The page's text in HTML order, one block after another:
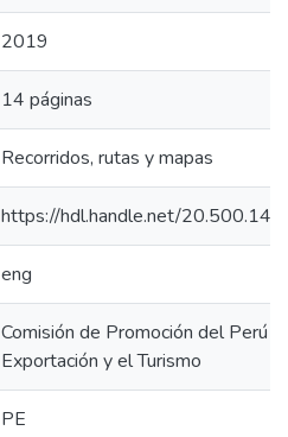
2019
14 páginas
Recorridos, rutas y mapas
https://hdl.handle.net/
eng
Comisión de Promoción del Perú
Exportación y el Turismo
PE